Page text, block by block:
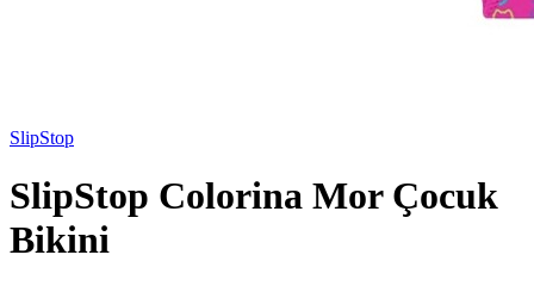
SlipStop
SlipStop Colorina Mor Çocuk
Bikini